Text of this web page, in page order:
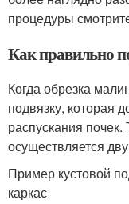
процедуры
Как правильно
Когда обрезка
подвязку, которая
распускания
осуществляется
Пример кустовой
каркас